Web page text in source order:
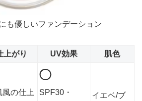
も優しいファンデーション
上がり UV効果 肌色
風の仕上
◯
SPF30・ イエベ/ブ